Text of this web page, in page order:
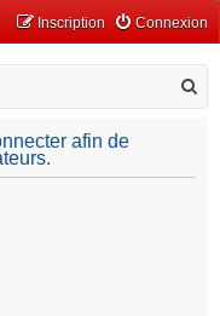
Connexion
Inscription
afin de